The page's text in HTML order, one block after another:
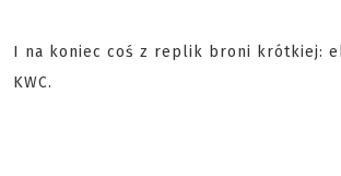
I na koniec coś z replik broni krótkiej:
KWC.